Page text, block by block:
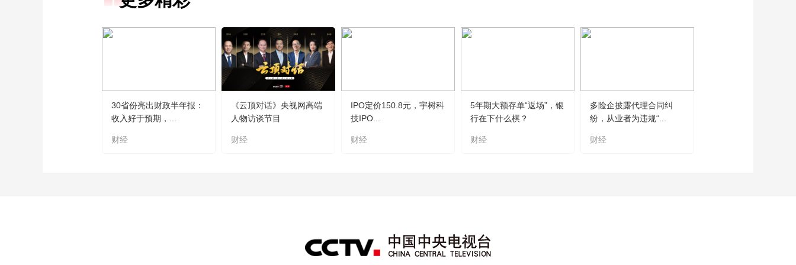
30省份亮出财政半年报：
收入好于预期，...
财经
《云顶对话》央视网高端
人物访谈节目
财经
IPO定价150.8元，宇树科
技IPO...
财经
5年期大额存单“返场”，银
行在下什么棋？
财经
多险企披露代理合同纠
纷，从业者为违规“...
财经